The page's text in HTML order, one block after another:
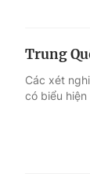
Trung
Các xét
có biểu